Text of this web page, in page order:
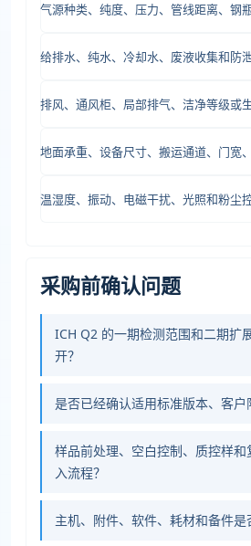
气源种类、纯度、压力、管线距离、钢
给排水、纯水、冷却水、废液收集和防
排风、通风柜、局部排气、洁净等级或
地面承重、设备尺寸、搬运通道、门宽
温湿度、振动、电磁干扰、光照和粉尘控
采购前确认问题
ICH Q2 的一期检测范围和二期扩
开？
是否已经确认适用标准版本、客户
样品前处理、空白控制、质控样和
入流程？
主机、附件、软件、耗材和备件是